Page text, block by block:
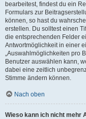
bearbeitest, findest du ein
Formulars zur
können, so hast du
erstellen. Du solltest einen
die entsprechenden Felder
Antwortmöglichkeit in einer
„Auswahlmöglichkeiten pro
Benutzer auswählen kann,
dabei eine zeitlich
Stimme ändern können.
Nach oben
Wieso kann ich nicht mehr